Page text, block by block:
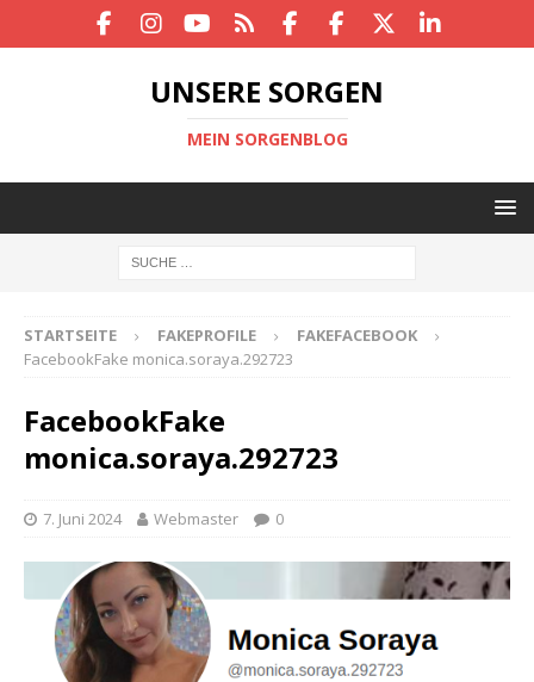
UNSERE SORGEN
MEIN SORGENBLOG
STARTSEITE FAKEPROFILE
FAKEFACEBOOK
FacebookFake monica.soraya.292723
FacebookFake
monica.soraya.292723
7. Juni 2024 Webmaster 0